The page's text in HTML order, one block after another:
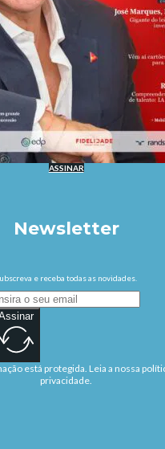
ASSINAR
Newsletter
e receba todas as novidades.
está protegida. Leia a nossa
privacidade.